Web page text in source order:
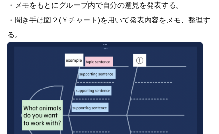
・メモをもとにグループ内で自分の意見を発表する。
・聞き手は図２(Ｙチャート)を用いて発表内容をメモ、整理す
る。